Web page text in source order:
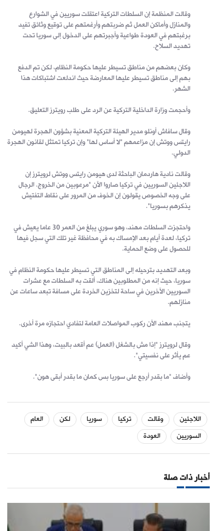
وقالت المنظمة إن السلطات التركية اعتقلت سوريين في الشوارع
والمنازل وأماكن العمل ثم ضربتهم وأرغمتهم على توقيع وثائق تفيد
برغبتهم في العودة طواعية وأجبرتهم على الدخول إلى سوريا تحت
تهديد السلاح.
وكان بعضهم من مناطق تسيطر عليها حكومة النظام، لكن تم الدفع
بهم إلى مناطق تسيطر عليها المعارضة حيث اندلعت اشتباكات هذا
الشهر.
وأحجمت وزارة الداخلية التركية عن الرد على طلب رويترز التعليق.
وقال سافاش أونلو مدير الهيئة التركية المعنية بشؤون الهجرة لهيومن
رايتس ووتش إن مزاعمهم "لا أساس لها" وإن تركيا تمتثل لقانون الهجرة
الدولي.
وقالت نادية هاردمان الباحثة لدى هيومن رايتس ووتش لرويترز إن
اللاجئين السوريين في تركيا صاروا الآن "مرعوبين من الخروج. الرجال
على وجه الخصوص يقولون إن الخوف من المرور على نقاط التفتيش
يذكرهم بسوريا".
واحتجزت السلطات مهند، وهو سوري يبلغ من العمر 30 عاما يعيش في
تركيا، لعدة أيام بعد الإمساك به في محافظة غير تلك التي سجل فيها
للحصول على وضع الحماية.
وبعد التهديد بترحيله إلى المناطق التي تسيطر عليها حكومة النظام في
سوريا، حيث إنه من المطلوبين هناك، ألقت به السلطات مع عشرات
السوريين الآخرين في ساحة لتخزين الخردة على مسافة تبعد ساعات عن
منازلهم.
يتجنب مهند الآن ركوب المواصلات العامة لتفادي احتجازه مرة أخرى.
وقال لرويترز "إذا مش بالشغل (العمل) عم أقعد بالبيت، وهذا الشي أكيد
عم يأثر على نفسيتي".
وأضاف "ما بقدر أرجع على سوريا بس كمان ما بقدر أبقى هون".
اللاجئين وقالت تركيا سوريا لكن
العام
السوريين
العودة
أخبار ذات صلة